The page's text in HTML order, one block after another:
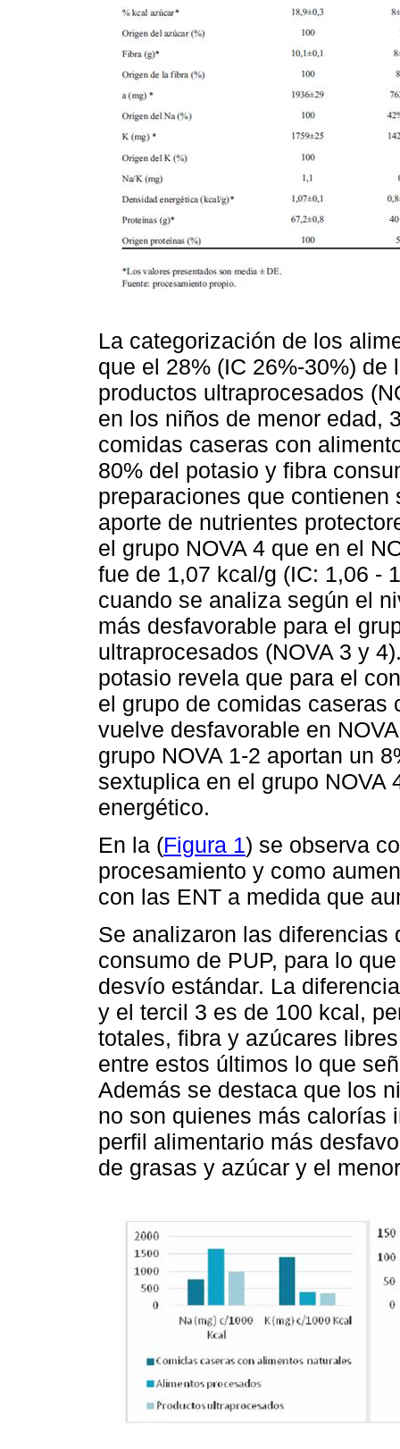
La categorización de los
que el 28% (IC 26%-30%)
productos ultraprocesados
en los niños de menor edad,
comidas caseras con
80% del potasio y fibra
preparaciones que
aporte de nutrientes
el grupo NOVA 4 que en el
fue de 1,07 kcal/g (IC: 1,06 -
cuando se analiza según el
más desfavorable para el
ultraprocesados (NOVA 3 y
potasio revela que para el
el grupo de comidas caseras
vuelve desfavorable en
grupo NOVA 1-2 aportan un
sextuplica en el grupo NOVA
energético.
En la (Figura 1) se observa
procesamiento y como
con las ENT a medida que
Se analizaron las
consumo de PUP, para lo
desvío estándar. La
y el tercil 3 es de 100 kcal,
totales, fibra y azúcares
entre estos últimos lo que
Además se destaca que los
no son quienes más calorías
perfil alimentario más
de grasas y azúcar y el